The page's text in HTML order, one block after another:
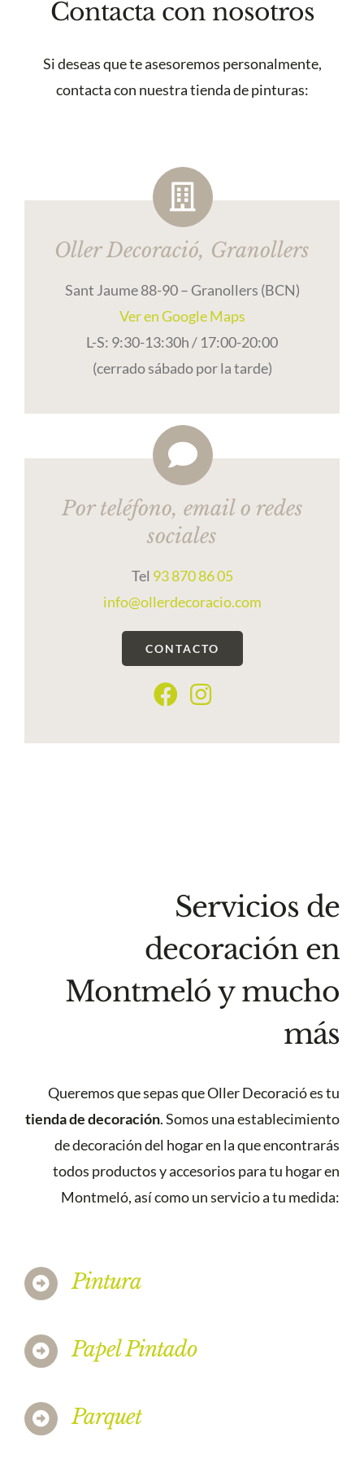
Contacta con nosotros
Si deseas que te asesoremos personalmente,
contacta con nuestra tienda de pinturas:
Oller Decoració, Granollers
Sant Jaume 88-90 – Granollers (BCN)
Ver en Google Maps
L-S: 9:30-13:30h / 17:00-20:00
(cerrado sábado por la tarde)
Por teléfono, email o redes
sociales
Tel 93 870 86 05
info@ollerdecoracio.com
CONTACTO
Servicios de
decoración en
Montmeló y mucho
más
Queremos que sepas que Oller Decoració es tu
tienda de decoración. Somos una establecimiento
de decoración del hogar en la que encontrarás
todos productos y accesorios para tu hogar en
Montmeló, así como un servicio a tu medida:
Pintura
Papel Pintado
Parquet